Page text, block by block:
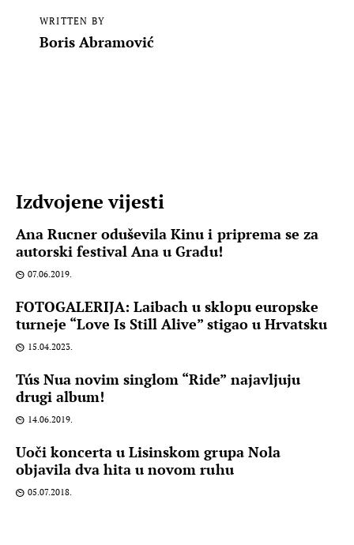
WRITTEN BY
Boris Abramović
Izdvojene vijesti
Ana Rucner oduševila Kinu i priprema se za
autorski festival Ana u Gradu!
07.06.2019.
FOTOGALERIJA: Laibach u sklopu europske
turneje “Love Is Still Alive” stigao u Hrvatsku
15.04.2023.
Tús Nua novim singlom “Ride” najavljuju
drugi album!
14.06.2019.
Uoči koncerta u Lisinskom grupa Nola
objavila dva hita u novom ruhu
05.07.2018.